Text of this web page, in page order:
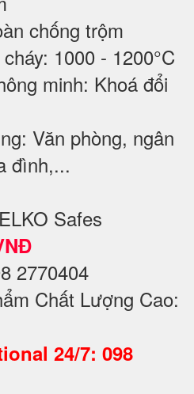
chống trộm
1000 - 1200°C
minh: Khoá đổi
Văn phòng, ngân
đình,...
Safes
2770404
Chất Lượng Cao:
24/7: 098